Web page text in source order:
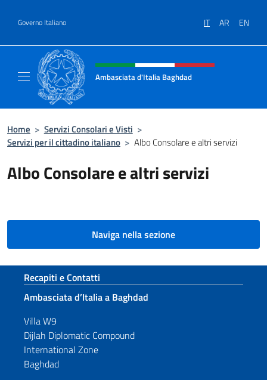
Governo Italiano IT AR EN
Intestazione sito, social e menù
Ambasciata d'Italia Baghdad
Home > Servizi Consolari e Visti >
Servizi per il cittadino italiano > Albo Consolare e altri servizi
Albo Consolare e altri servizi
Naviga nella sezione
Sezione footer
Recapiti e Contatti
Ambasciata d’Italia a Baghdad
Villa W9
Dijlah Diplomatic Compound
International Zone
Baghdad